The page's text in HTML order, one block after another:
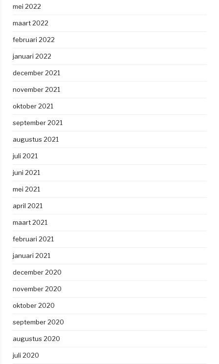
mei 2022
maart 2022
februari 2022
januari 2022
december 2021
november 2021
oktober 2021
september 2021
augustus 2021
juli 2021
juni 2021
mei 2021
april 2021
maart 2021
februari 2021
januari 2021
december 2020
november 2020
oktober 2020
september 2020
augustus 2020
juli 2020